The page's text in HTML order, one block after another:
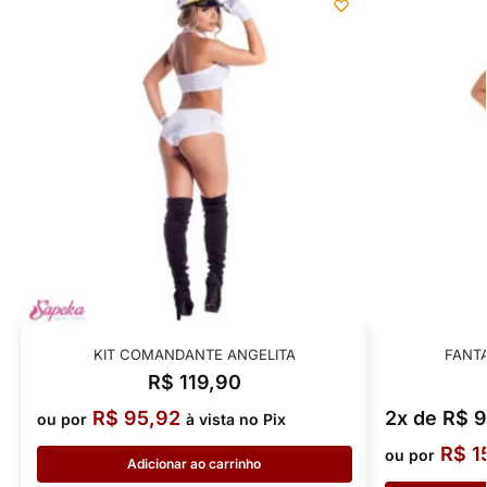
KIT COMANDANTE ANGELITA
R$ 119,90
ou por R$ 95,92 à vista no Pix
Adicionar ao carrinho
2x de R$
ou por R$